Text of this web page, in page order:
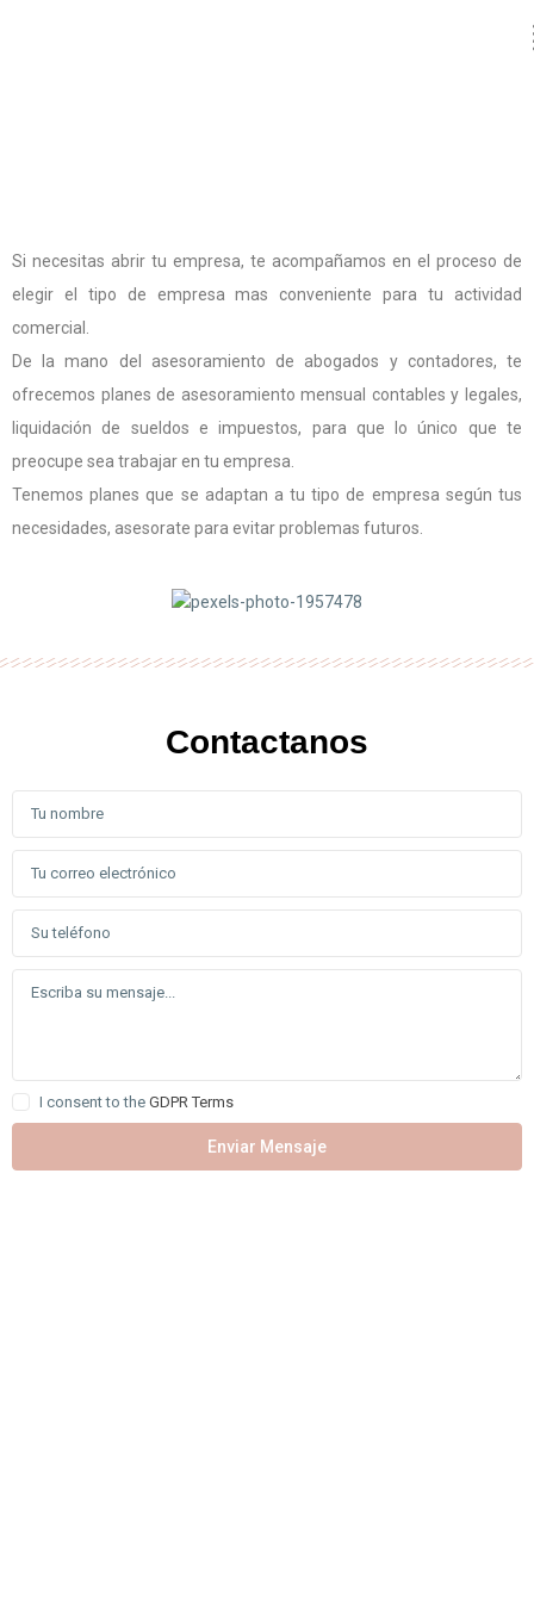
Si necesitas abrir tu empresa, te acompañamos en el proceso de
elegir el tipo de empresa mas conveniente para tu actividad
comercial.
De la mano del asesoramiento de abogados y contadores, te
ofrecemos planes de asesoramiento mensual contables y legales,
liquidación de sueldos e impuestos, para que lo único que te
preocupe sea trabajar en tu empresa.
Tenemos planes que se adaptan a tu tipo de empresa según tus
necesidades, asesorate para evitar problemas futuros.
Contactanos
I consent to the GDPR Terms
Enviar Mensaje